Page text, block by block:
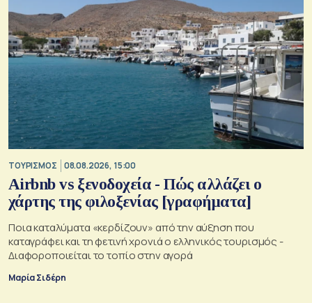
ΤΟΥΡΙΣΜΟΣ 08.08.2026, 15:00
Airbnb vs ξενοδοχεία - Πώς αλλάζει ο
χάρτης της φιλοξενίας [γραφήματα]
Ποια καταλύματα «κερδίζουν» από την αύξηση που
καταγράφει και τη φετινή χρονιά ο ελληνικός τουρισμός -
Διαφοροποιείται το τοπίο στην αγορά
Μαρία Σιδέρη